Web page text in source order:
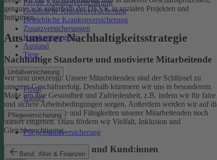
Private Krankenversicherung
Gesetzliche Krankenversicherung
Betriebliche Krankenversicherung
Zusatzversicherungen
Krankentagegeld
Ausland
Tiere
Unfallversicherung
Privat
Kinder
Pflegeversicherung
Pflegezusatzversicherung
Beruf, Alter & Finanzen
genauso wie außerhalb der DEVK in sozialen Projekten und
Initiativen.
Aus unserer Nachhaltigkeitsstrategie
Nachhaltige Standorte und motivierte Mitarbeitende
Wir sind überzeugt: Unsere Mitarbeitenden sind der Schlüssel zu
unserem Geschäftserfolg. Deshalb kümmern wir uns in besonderem
Maße um ihre Gesundheit und Zufriedenheit, z.B. indem wir für faire
und sichere Arbeitsbedingungen sorgen. Außerdem werden wir auf
individuellen Talente und Fähigkeiten unserer Mitarbeitenden noch
stärker eingehen. Dazu fördern wir Vielfalt, Inklusion und
Gleichberechtigung.
Begeisterte Mitglieder und Kund:innen